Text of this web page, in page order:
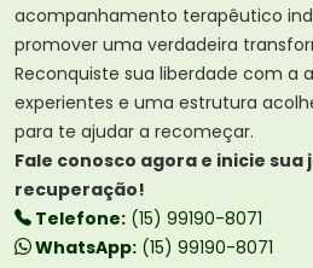
acompanhamento terapêutico
promover uma verdadeira
Reconquiste sua liberdade com a
experientes e uma estrutura
para te ajudar a recomeçar.
Fale conosco agora e inicie sua
recuperação!
Telefone: (15) 99190-8071
WhatsApp: (15) 99190-8071